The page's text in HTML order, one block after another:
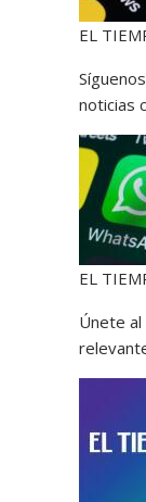
EL
noticias
EL
Únete al